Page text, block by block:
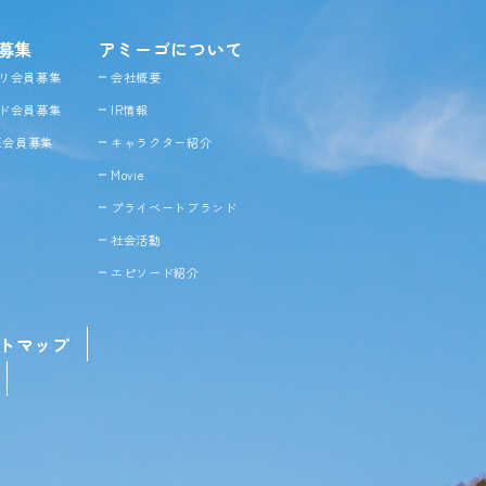
集
会員募集
会員募集
員募集
アミーゴについて
会社概要
IR情報
キャラクター紹介
Movie
プライベートブランド
社会活動
エピソード紹介
マップ